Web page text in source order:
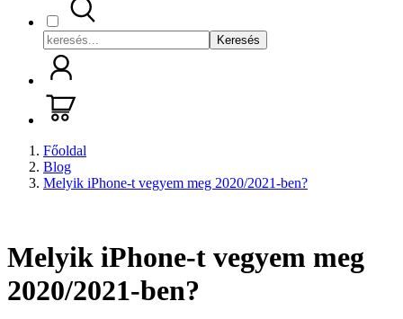
Keresés
Főoldal
Blog
Melyik iPhone-t vegyem meg 2020/2021-ben?
Melyik iPhone-t vegyem meg
2020/2021-ben?